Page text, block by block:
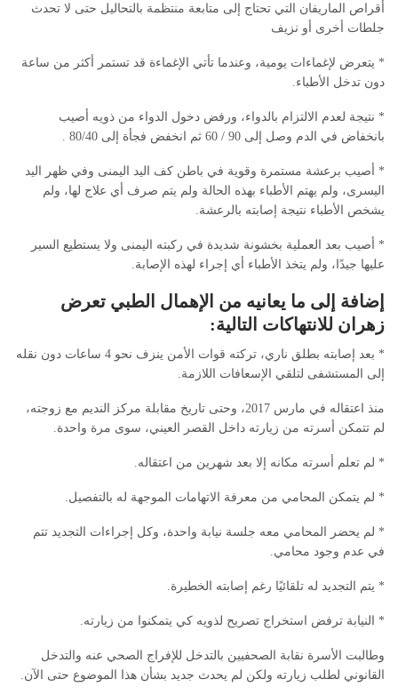
أقراص الماريفان التي تحتاج إلى متابعة منتظمة بالتحاليل حتى لا تحدث
جلطات أخرى أو نزيف
* يتعرض لإغماءات يومية، وعندما تأتي الإغماءة قد تستمر أكثر من ساعة
دون تدخل الأطباء.
* نتيجة لعدم الالتزام بالدواء، ورفض دخول الدواء من ذويه أصيب
بانخفاض في الدم وصل إلى 90 / 60 ثم انخفض فجأة إلى 80/40 .
* أصيب برعشة مستمرة وقوية في باطن كف اليد اليمنى وفي ظهر اليد
اليسرى، ولم يهتم الأطباء بهذه الحالة ولم يتم صرف أي علاج لها، ولم
يشخص الأطباء نتيجة إصابته بالرعشة.
* أصيب بعد العملية بخشونة شديدة في ركبته اليمنى ولا يستطيع السير
عليها جيدًا، ولم يتخذ الأطباء أي إجراء لهذه الإصابة.
إضافة إلى ما يعانيه من الإهمال الطبي تعرض
زهران للانتهاكات التالية:
* بعد إصابته بطلق ناري، تركته قوات الأمن ينزف نحو 4 ساعات دون نقله
إلى المستشفى لتلقي الإسعافات اللازمة.
منذ اعتقاله في مارس 2017، وحتى تاريخ مقابلة مركز النديم مع زوجته،
لم تتمكن أسرته من زيارته داخل القصر العيني، سوى مرة واحدة.
* لم تعلم أسرته مكانه إلا بعد شهرين من اعتقاله.
* لم يتمكن المحامي من معرفة الاتهامات الموجهة له بالتفصيل.
* لم يحضر المحامي معه جلسة نيابة واحدة، وكل إجراءات التجديد تتم
في عدم وجود محامي.
* يتم التجديد له تلقائيًا رغم إصابته الخطيرة.
* النيابة ترفض استخراج تصريح لذويه كي يتمكنوا من زيارته.
وطالبت الأسرة نقابة الصحفيين بالتدخل للإفراج الصحي عنه والتدخل
القانوني لطلب زيارته ولكن لم يحدث جديد بشأن هذا الموضوع حتى الآن.